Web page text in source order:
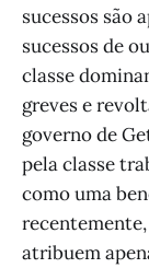
sucessos são
sucessos de
classe
greves e
governo de
pela classe
como uma
atribuem